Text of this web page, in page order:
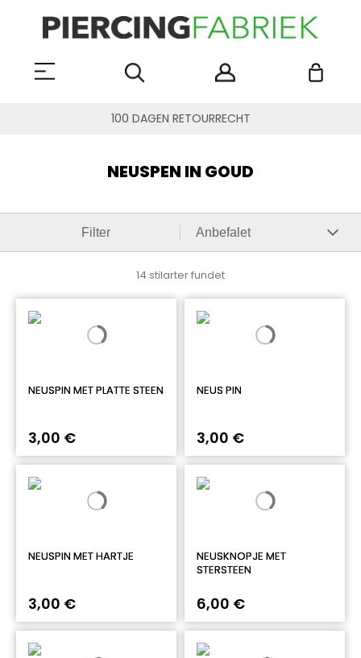
100 DAGEN RETOURRECHT
NEUSPEN IN GOUD
Filter
14 stilarter fundet
NEUSPIN MET PLATTE STEEN
3,00 €
NEUS PIN
3,00 €
NEUSPIN MET HARTJE
3,00 €
NEUSKNOPJE MET
STERSTEEN
6,00 €